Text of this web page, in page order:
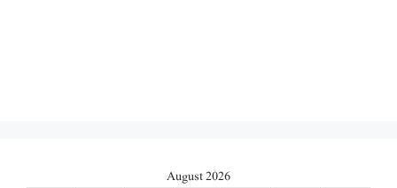
August 2026